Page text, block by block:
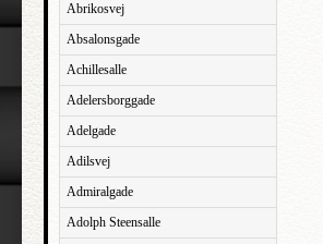
Abrikosvej
Absalonsgade
Achillesalle
Adelersborggade
Adelgade
Adilsvej
Admiralgade
Adolph Steensalle